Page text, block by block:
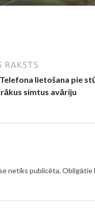
RAKSTS
lietošana pie
simtus avāriju
netiks publicēta.Obligātie